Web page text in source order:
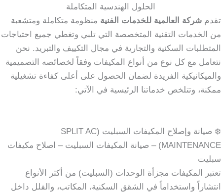
الحلول الهندسية المتكاملة
تقدم شركة العالمية للخدمات الفنية منظومة متكاملة ومتشعبة
من الخدمات التقنية المتخصصة التي تلبي وتغطي جميع احتياجات
المتطلبات السكنية والتجارية في مجال التكييف والتبريد. نحن
نتعامل مع كل نوع من أنواع المكيفات وفقاً لخصائصه التصميمية
والميكانيكية الفريدة لضمان الحصول على أعلى كفاءة تشغيلية
ممكنة، وتتلخص خدماتنا الرئيسية في الآتي:
❄️ صيانة وإصلاح المكيفات السبليت (SPLIT AC
MAINTENANCE) – صيانة المكيفات السبليت – اصلاح مكيفات
سبليت
تعتبر المكيفات مجزأة الوحدات (السبليت) من أكثر الأنواع
انتشاراً واستخداماً في الشقق السكنية، المكاتب، والفلل داخل